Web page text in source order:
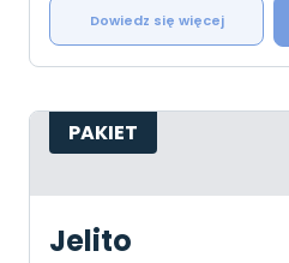
Dowiedz się więcej
PAKIET
Jelito